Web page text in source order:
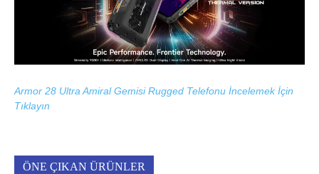
Armor 28 Ultra Amiral Gemisi Rugged Telefonu İncelemek İçin
Tıklayın
ÖNE ÇIKAN ÜRÜNLER